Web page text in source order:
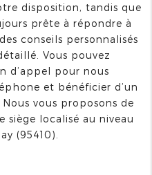
disposition, tandis que
prête à répondre à
conseils personnalisés
Vous pouvez
d’appel pour nous
et bénéficier d’un
vous proposons de
siège localisé au niveau
(95410).